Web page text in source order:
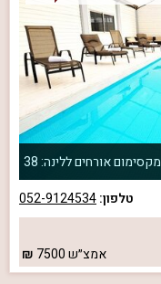
מקסימום אורחים ללינה: 38
טלפון:052-9124534
אמצ״ש7500